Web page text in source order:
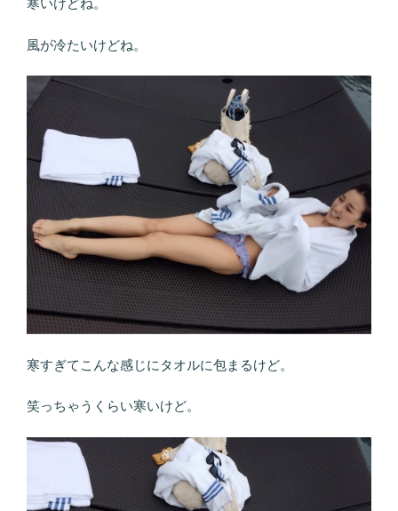
寒いけどね。
風が冷たいけどね。
寒すぎてこんな感じにタオルに包まるけど。
笑っちゃうくらい寒いけど。